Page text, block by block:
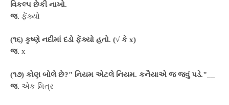
વિકલ્પ છેકી નાખો.
જ. ફેંક્યો
(૧૬) કૃષ્ણે નદીમાં દડો ફેંક્યો હતો. (√ કે x)
જ. x
(૧૭) કોણ બોલે છે?" નિયમ એટલે નિયમ. કનૈયાએ જ જવું પડે."__
જ. એક મિત્ર